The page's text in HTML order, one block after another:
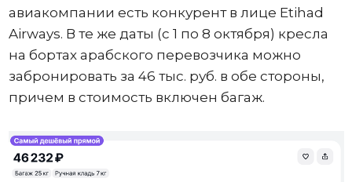
авиакомпании есть конкурент в лице Etihad
Airways. В те же даты (с 1 по 8 октября) кресла
на бортах арабского перевозчика можно
забронировать за 46 тыс. руб. в обе стороны,
причем в стоимость включен багаж.